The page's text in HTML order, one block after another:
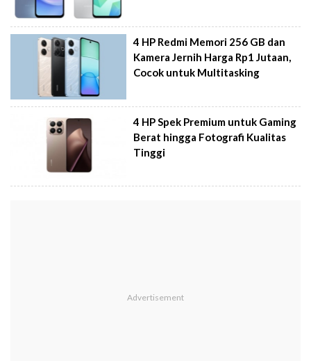
4 HP Redmi Memori 256 GB dan
Kamera Jernih Harga Rp1 Jutaan,
Cocok untuk Multitasking
4 HP Spek Premium untuk Gaming
Berat hingga Fotografi Kualitas
Tinggi